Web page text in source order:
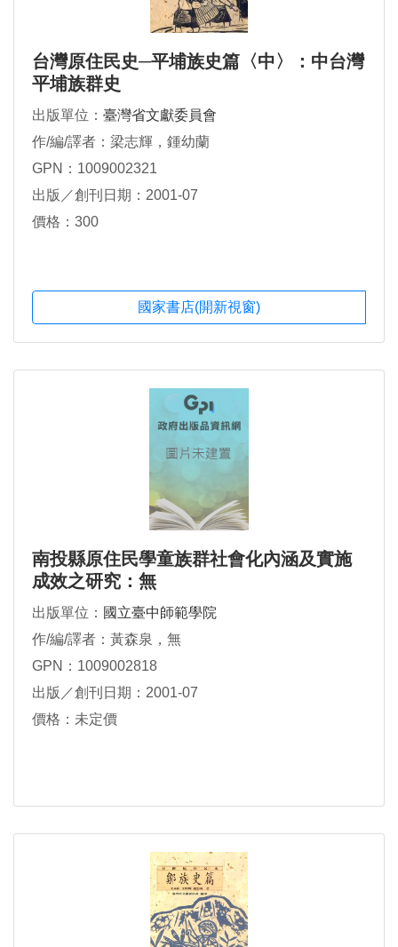
台灣原住民史─平埔族史篇〈中〉：中台灣
平埔族群史
出版單位： 臺灣省文獻委員會
作/編/譯者：梁志輝，鍾幼蘭
GPN：1009002321
出版／創刊日期：2001-07
價格：300
國家書店(開新視窗)
南投縣原住民學童族群社會化內涵及實施
成效之研究：無
出版單位： 國立臺中師範學院
作/編/譯者：黃森泉，無
GPN：1009002818
出版／創刊日期：2001-07
價格：未定價